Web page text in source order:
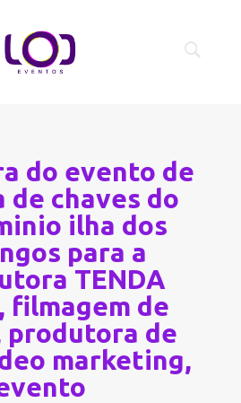
do evento de
de chaves do
ilha dos
para a
TENDA
filmagem de
produtora de
marketing,